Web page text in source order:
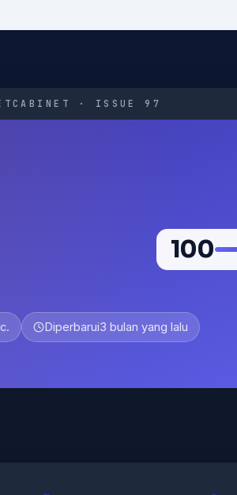
· ISSUE 97
100
Diperbarui3 bulan yang lalu